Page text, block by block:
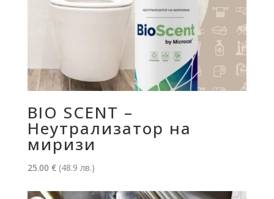
BIO SCENT –
Неутрализатор на
миризи
25.00 € (48.9 лв.)